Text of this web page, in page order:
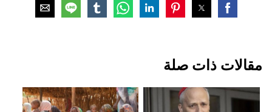
مقالات ذات صلة